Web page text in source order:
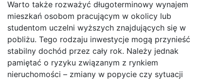
Warto także rozważyć długoterminowy wynajem
mieszkań osobom pracującym w okolicy lub
studentom uczelni wyższych znajdujących się w
pobliżu. Tego rodzaju inwestycje mogą przynieść
stabilny dochód przez cały rok. Należy jednak
pamiętać o ryzyku związanym z rynkiem
nieruchomości – zmiany w popycie czy sytuacji